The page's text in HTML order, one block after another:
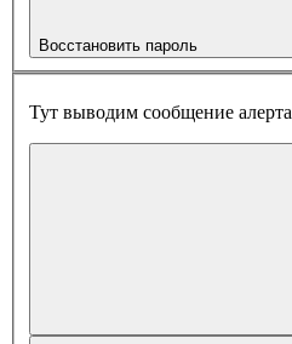
Восстановить пароль
Тут выводим сообщение алерта